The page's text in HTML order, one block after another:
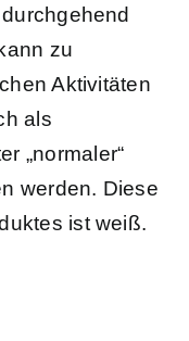
zu
Aktivitäten
als
„normaler“
werden. Diese
ist weiß.